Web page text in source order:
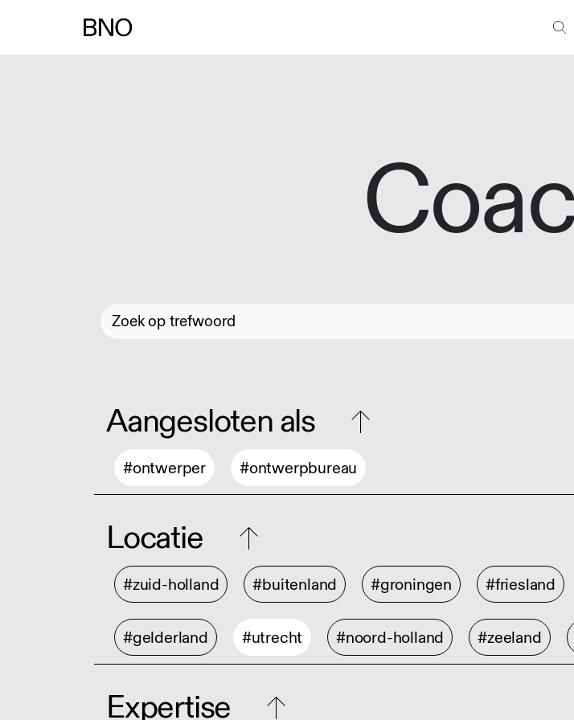
Aangesloten als
#ontwerper #ontwerpbureau
Locatie
#zuid-holland #buitenland #groningen #friesland
#gelderland #utrecht #noord-holland #zeeland
Expertise